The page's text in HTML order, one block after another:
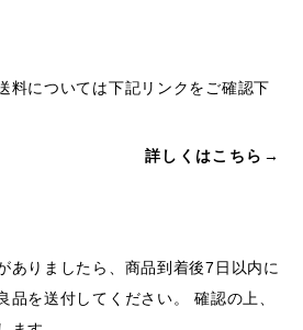
料については下記リンクをご確認下
詳しくはこちら→
ありましたら、商品到着後7日以内に
品を送付してください。 確認の上、